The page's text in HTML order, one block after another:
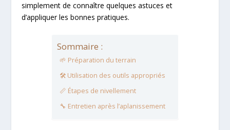
simplement de connaître quelques astuces et
d’appliquer les bonnes pratiques.
Sommaire :
🌱 Préparation du terrain
🛠️ Utilisation des outils appropriés
📏 Étapes de nivellement
🔧 Entretien après l’aplanissement